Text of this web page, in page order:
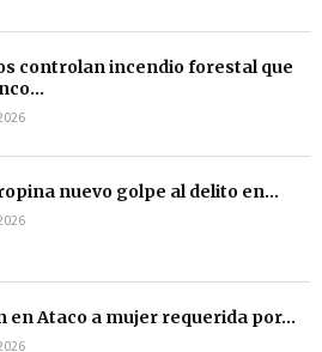
controlan incendio forestal que
nuevo golpe al delito en...
en Ataco a mujer requerida por...